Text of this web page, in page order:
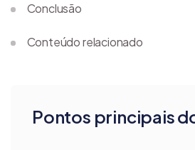
Pontos principais
Conclusão
Conteúdo relacionado